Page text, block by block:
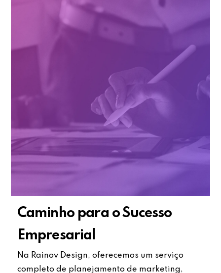
Caminho para o Sucesso
Empresarial
Na Rainov Design, oferecemos um serviço
completo de planejamento de marketing,